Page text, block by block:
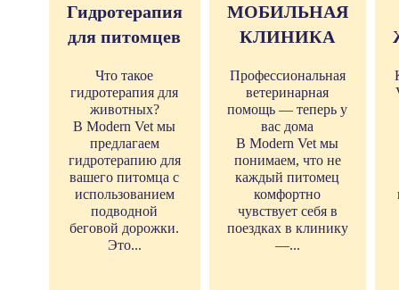
Гидротерапия
для питомцев
Что такое
гидротерапия для
животных?
В Modern Vet мы
предлагаем
гидротерапию для
вашего питомца с
использованием
подводной
беговой дорожки.
Это...
МОБИЛЬНАЯ
КЛИНИКА
Профессиональная
ветеринарная
помощь — теперь у
вас дома
В Modern Vet мы
понимаем, что не
каждый питомец
комфортно
чувствует себя в
поездках в клинику
—...